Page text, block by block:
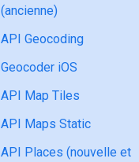
(ancienne)
API Geocoding
Geocoder iOS
API Map Tiles
API Maps Static
API Places (nouvelle et